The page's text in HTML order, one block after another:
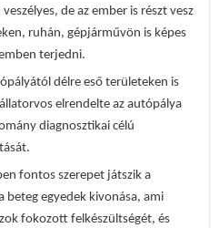
de az ember is részt vesz
ruhán, gépjárművön is képes
terjedni.
délre eső területeken is
elrendelte az autópálya
diagnosztikai célú
fontos szerepet játszik a
beteg egyedek kivonása, ami
fokozott felkészültségét, és